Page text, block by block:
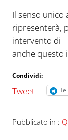
Il senso unico
ripresenterà,
intervento di
anche questo
Condividi:
Tweet
Pubblicato in :